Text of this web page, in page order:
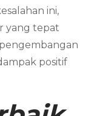
ini,
yang tepat
positif